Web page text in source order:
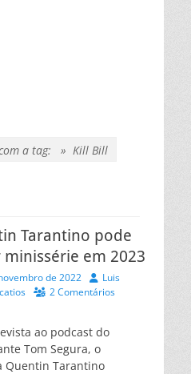
a tag: » Kill Bill
Tarantino pode
em 2023
de 2022 AutorLuis
2 Comentários
ao podcast do
Tom Segura, o
Quentin Tarantino